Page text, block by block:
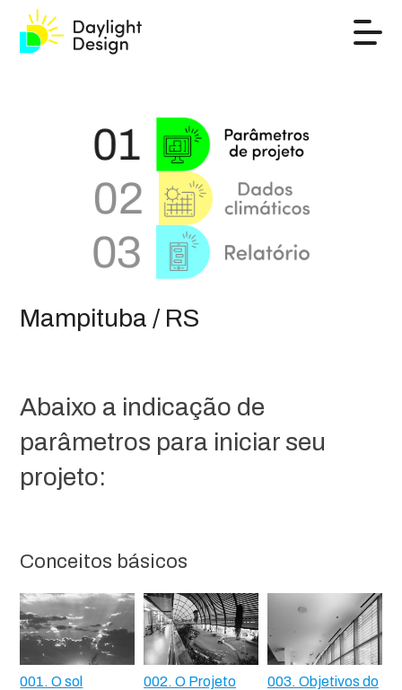
Mampituba / RS
Abaixo a indicação de
parâmetros para iniciar seu
projeto:
Conceitos básicos
001. O sol
002. O Projeto
003. Objetivos do